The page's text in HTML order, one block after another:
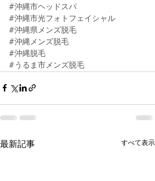
#沖縄市ヘッドスパ
#沖縄市光フォトフェイシャル
#沖縄県メンズ脱毛
#沖縄メンズ脱毛
#沖縄脱毛
#うるま市メンズ脱毛
最新記事 すべて表示